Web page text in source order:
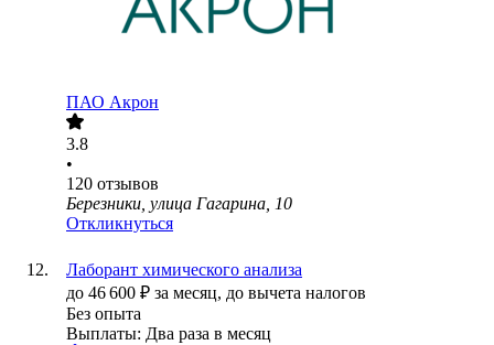
ПАО Акрон
3.8
•
120 отзывов
Березники, улица Гагарина, 10
Откликнуться
Лаборант химического анализа
до 46 600 ₽ за месяц, до вычета налогов
Без опыта
Выплаты: Два раза в месяц